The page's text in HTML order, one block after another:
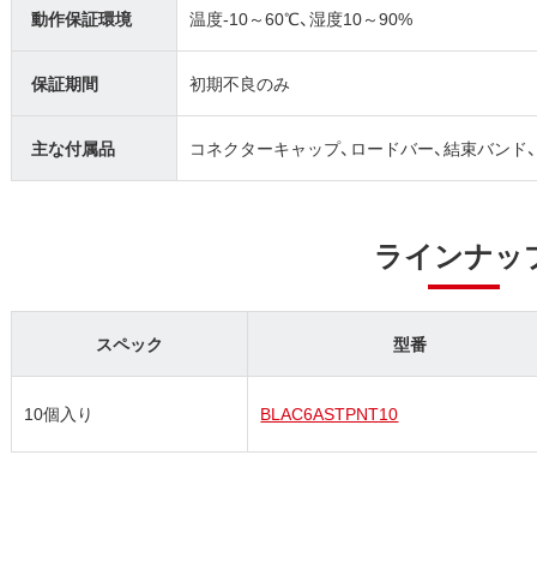
動作保証環境 温度-10～60℃、湿度10～90%
保証期間 初期不良のみ
主な付属品 コネクターキャップ、ロードバー、結束バンド
ラインナッ
スペック 型番
10個入り BLAC6ASTPNT10